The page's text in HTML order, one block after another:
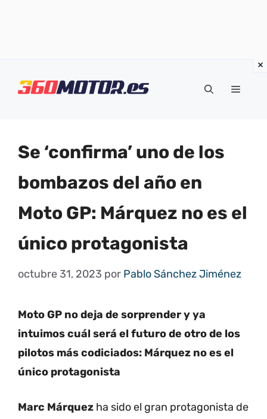
Menú
Se ‘confirma’ uno de los
bombazos del año en
Moto GP: Márquez no es el
único protagonista
octubre 31, 2023 por Pablo Sánchez Jiménez
Moto GP no deja de sorprender y ya
intuimos cuál será el futuro de otro de los
pilotos más codiciados: Márquez no es el
único protagonista
Marc Márquez ha sido el gran protagonista de